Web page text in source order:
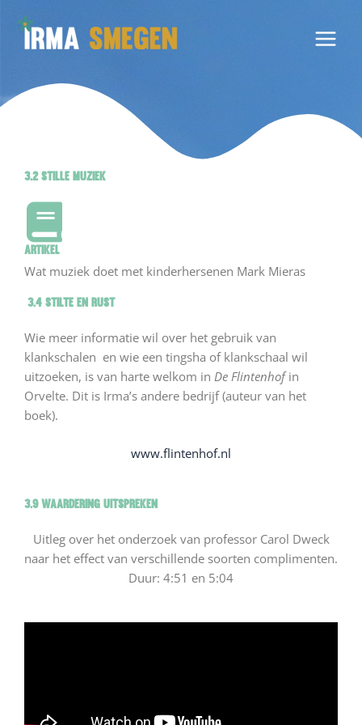
naar
3.2 Stille muziek
Artikel
Wat muziek doet met kinderhersenen Mark Mieras
3.4 Stilte en rust
Wie meer informatie wil over het gebruik van
klankschalen en wie een tingsha of klankschaal wil
uitzoeken, is van harte welkom in De Flintenhofin
Orvelte. Dit is Irma’s andere bedrijf (auteur van het
boek).
www.flintenhof.nl
3.9 Waardering uitspreken
Uitleg over het onderzoek van professor Carol Dweck
naar het effect van verschillende soorten complimenten.
Duur: 4:51 en 5:04